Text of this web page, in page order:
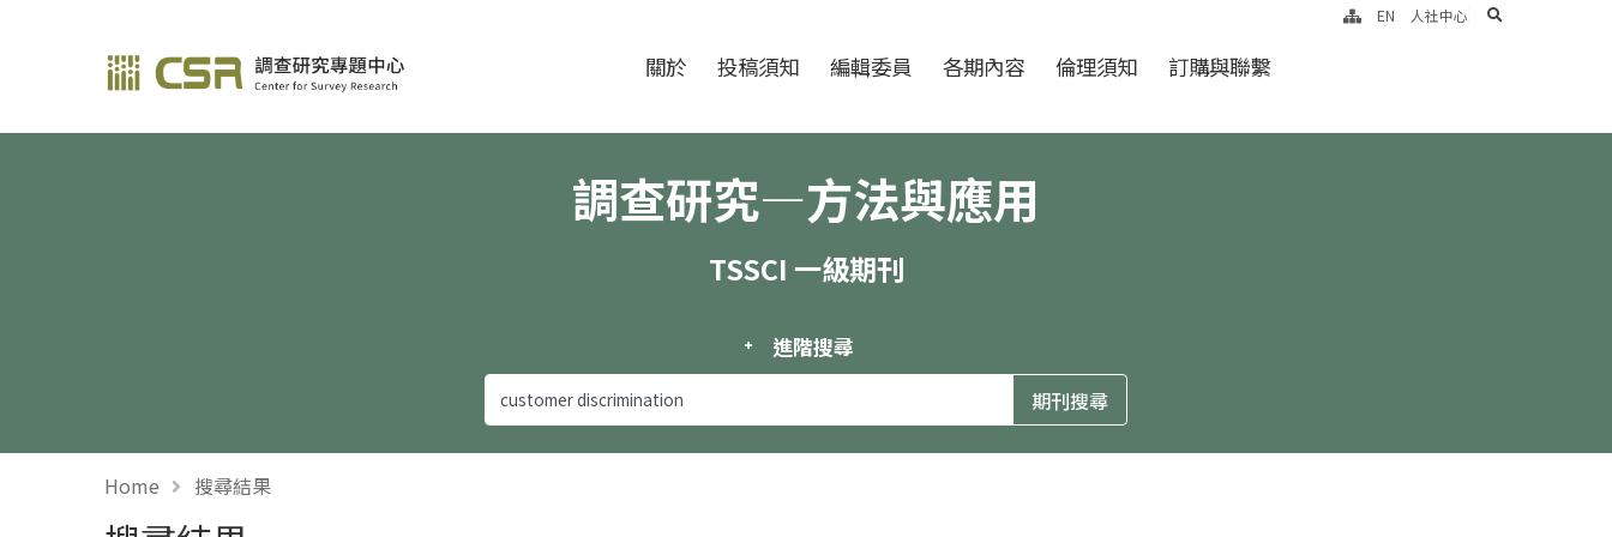
調查研究—方法與應用期刊 關於 投稿須知 編輯委員 各期內容 倫理須知 訂購與聯繫
EN 人社中心 search
調查研究—方法與應用
TSSCI 一級期刊
進階搜尋
Home 搜尋結果